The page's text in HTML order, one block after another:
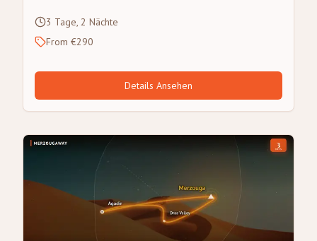
3 Tage, 2 Nächte
From €290
Details Ansehen